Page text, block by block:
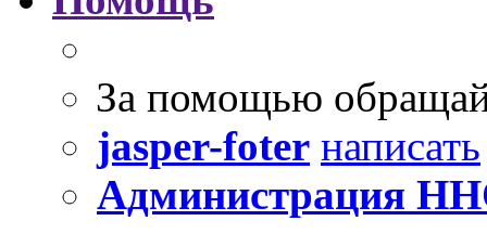
За помощью
jasper-foter написать
Администрация